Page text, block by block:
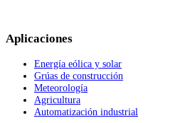
Aplicaciones
Energía eólica y solar
Grúas de construcción
Meteorología
Agricultura
Automatización industrial